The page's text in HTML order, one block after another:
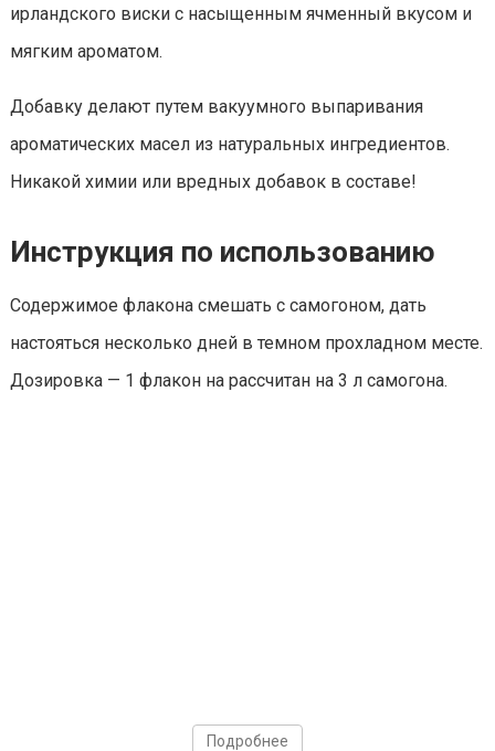
ирландского виски с насыщенным ячменный вкусом и
мягким ароматом.
Добавку делают путем вакуумного выпаривания
ароматических масел из натуральных ингредиентов.
Никакой химии или вредных добавок в составе!
Инструкция по использованию
Содержимое флакона смешать с самогоном, дать
настояться несколько дней в темном прохладном месте.
Дозировка — 1 флакон на рассчитан на 3 л самогона.
Подробнее